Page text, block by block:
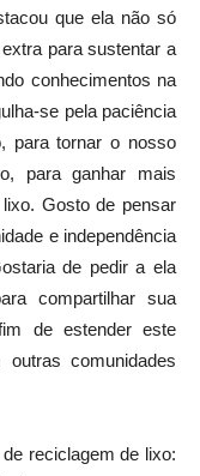
que ela não só
para sustentar a
conhecimentos na
se pela paciência
para tornar o nosso
para ganhar mais
Gosto de pensar
e independência
de pedir a ela
compartilhar sua
de estender este
comunidades